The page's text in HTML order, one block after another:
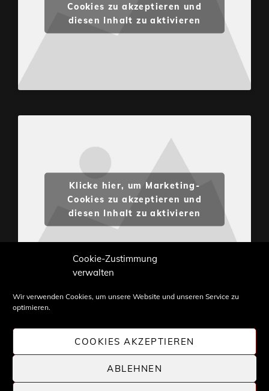
Cookie-Zustimmung
verwalten
Wir verwenden Cookies, um unsere Website und unseren Service zu
optimieren.
COOKIES AKZEPTIEREN
ABLEHNEN
Cookies zu akzeptieren und
diesen Inhalt zu aktivieren
Klicke hier, um Marketing-
Cookies zu akzeptieren und
diesen Inhalt zu aktivieren
Weiterverwendung nur mit Zustimmung von
STONE PROG.